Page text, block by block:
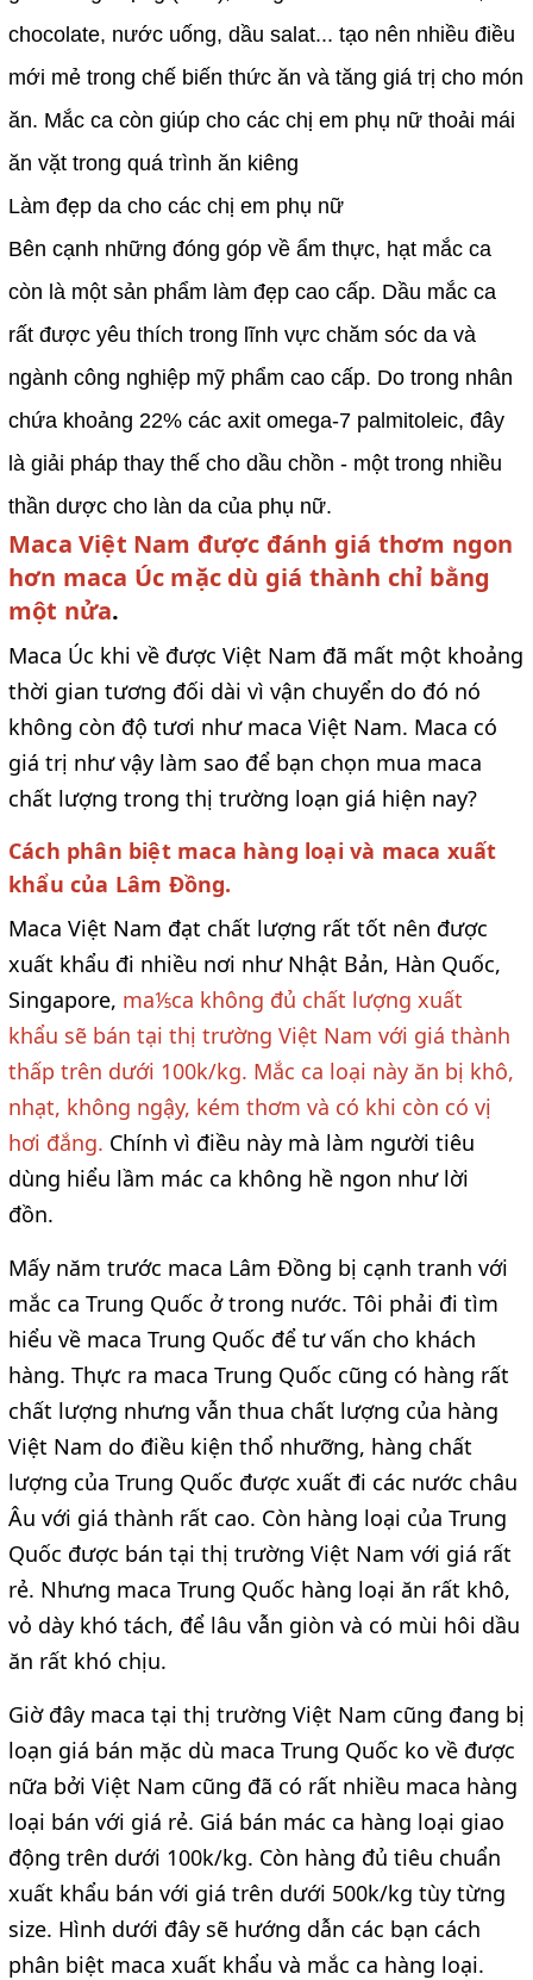
chocolate, nước uống, dầu salat... tạo nên nhiều điều
mới mẻ trong chế biến thức ăn và tăng giá trị cho món
ăn. Mắc ca còn giúp cho các chị em phụ nữ thoải mái
ăn vặt trong quá trình ăn kiêng
Làm đẹp da cho các chị em phụ nữ
Bên cạnh những đóng góp về ẩm thực, hạt mắc ca
còn là một sản phẩm làm đẹp cao cấp. Dầu mắc ca
rất được yêu thích trong lĩnh vực chăm sóc da và
ngành công nghiệp mỹ phẩm cao cấp. Do trong nhân
chứa khoảng 22% các axit omega-7 palmitoleic, đây
là giải pháp thay thế cho dầu chồn - một trong nhiều
thần dược cho làn da của phụ nữ.
Maca Việt Nam được đánh giá thơm ngon
hơn maca Úc mặc dù giá thành chỉ bằng
một nửa.
Maca Úc khi về được Việt Nam đã mất một khoảng
thời gian tương đối dài vì vận chuyển do đó nó
không còn độ tươi như maca Việt Nam. Maca có
giá trị như vậy làm sao để bạn chọn mua maca
chất lượng trong thị trường loạn giá hiện nay?
Cách phân biệt maca hàng loại và maca xuất
khẩu của Lâm Đồng.
Maca Việt Nam đạt chất lượng rất tốt nên được
xuất khẩu đi nhiều nơi như Nhật Bản, Hàn Quốc,
Singapore, ma⅕ca không đủ chất lượng xuất
khẩu sẽ bán tại thị trường Việt Nam với giá thành
thấp trên dưới 100k/kg. Mắc ca loại này ăn bị khô,
nhạt, không ngậy, kém thơm và có khi còn có vị
hơi đắng. Chính vì điều này mà làm người tiêu
dùng hiểu lầm mác ca không hề ngon như lời
đồn.
Mấy năm trước maca Lâm Đồng bị cạnh tranh với
mắc ca Trung Quốc ở trong nước. Tôi phải đi tìm
hiểu về maca Trung Quốc để tư vấn cho khách
hàng. Thực ra maca Trung Quốc cũng có hàng rất
chất lượng nhưng vẫn thua chất lượng của hàng
Việt Nam do điều kiện thổ nhưỡng, hàng chất
lượng của Trung Quốc được xuất đi các nước châu
Âu với giá thành rất cao. Còn hàng loại của Trung
Quốc được bán tại thị trường Việt Nam với giá rất
rẻ. Nhưng maca Trung Quốc hàng loại ăn rất khô,
vỏ dày khó tách, để lâu vẫn giòn và có mùi hôi dầu
ăn rất khó chịu.
Giờ đây maca tại thị trường Việt Nam cũng đang bị
loạn giá bán mặc dù maca Trung Quốc ko về được
nữa bởi Việt Nam cũng đã có rất nhiều maca hàng
loại bán với giá rẻ. Giá bán mác ca hàng loại giao
động trên dưới 100k/kg. Còn hàng đủ tiêu chuẩn
xuất khẩu bán với giá trên dưới 500k/kg tùy từng
size. Hình dưới đây sẽ hướng dẫn các bạn cách
phân biệt maca xuất khẩu và mắc ca hàng loại.